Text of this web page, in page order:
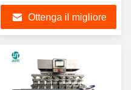
Pad Stampa Macchina Per
Mixer Grinder Earphone
Ottenga il migliore